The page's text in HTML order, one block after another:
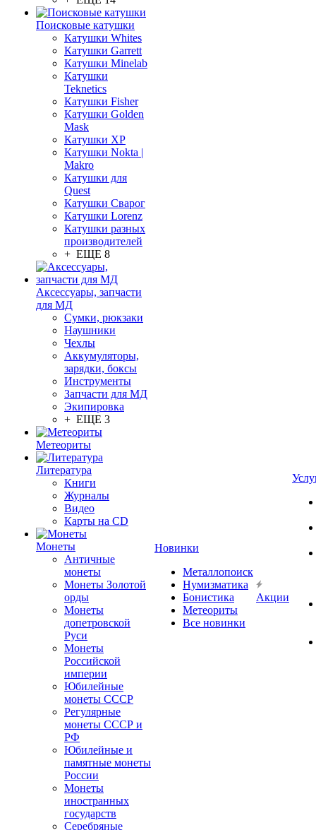
Поисковые катушки
Катушки Whites
Катушки Garrett
Катушки Minelab
Катушки
Teknetics
Катушки Fisher
Катушки Golden
Mask
Катушки XP
Катушки Nokta |
Makro
Катушки для
Quest
Катушки Сварог
Катушки Lorenz
Катушки разных
производителей
+ ЕЩЕ 8
Аксессуары, запчасти
для МД
Сумки, рюкзаки
Наушники
Чехлы
Аккумуляторы,
зарядки, боксы
Инструменты
Запчасти для МД
Экипировка
+ ЕЩЕ 3
Метеориты
Литература
Книги
Журналы
Видео
Карты на CD
Монеты
Античные
монеты
Монеты Золотой
орды
Монеты
допетровской
Руси
Монеты
Российской
империи
Юбилейные
монеты СССР
Регулярные
монеты СССР и
РФ
Юбилейные и
памятные монеты
России
Монеты
иностранных
государств
Серебряные
Новинки
Металлопоиск
Нумизматика
Бонистика
Метеориты
Все новинки
Акции